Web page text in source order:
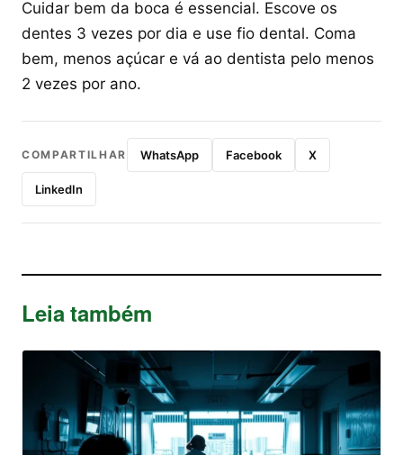
Cuidar bem da boca é essencial. Escove os
dentes 3 vezes por dia e use fio dental. Coma
bem, menos açúcar e vá ao dentista pelo menos
2 vezes por ano.
COMPARTILHAR WhatsApp Facebook X
LinkedIn
Leia também